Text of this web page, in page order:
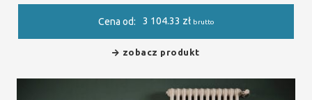
Cena od: 3 104.33 zł brutto
zobacz produkt